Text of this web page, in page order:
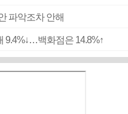
파악조차 안해
9.4%↓…백화점은 14.8%↑